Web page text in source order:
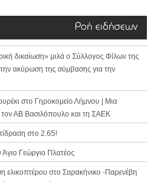
Ροή ειδήσεων
δικαίωση» μιλά ο Σύλλογος Φίλων της
ακύρωση της σύμβασης για την
στο Γηροκομείο Λήμνου | Μια
ΑΒ Βασιλόπουλο και τη ΣΑΕΚ
στο 2.65!
Γεώργιο Πλατέος
ελικοπτέρου στο Σαρακήνικο -Παρενέβη